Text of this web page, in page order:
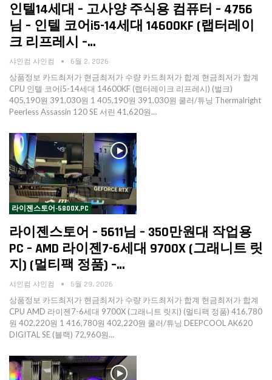
인텔14세대 – 고사양 주식용 컴퓨터 – 4756
님 – 인텔 코어i5-14세대 14600KF (랩터레이
크 리프레시 –…
샤인컴 샤인컴 6월 2, 2026
상품정보 카드최저가 현금최저가 수량 카드최저가 합계 현금최저가 합계
CPU 인텔 코어i5-14세대 14600KF (랩터레이크 리프레시) (벌크)
405,190원 391,030원 1 405,190원 391,030원 쿨러/튜닝 Thermalright
Peerless Assassin 120 SE 서린 41,620원…
라이젠스토어-5800X,PC
라이젠스토어 – 5611님 – 350만원대 작업용
PC – AMD 라이젠7-6세대 9700X (그래니트 릿
지) (멀티팩 정품) –…
샤인컴 샤인컴 5월 29, 2026
상품정보 카드최저가 현금최저가 수량 카드최저가 합계 현금최저가 합계
CPU AMD 라이젠7-6세대 9700X (그래니트 릿지) (멀티팩 정품) 416,780
원 402,220원 1 416,780원 402,220원 쿨러/튜닝 DEEPCOOL AK620
DIGITAL SE (블랙) 72,960원…